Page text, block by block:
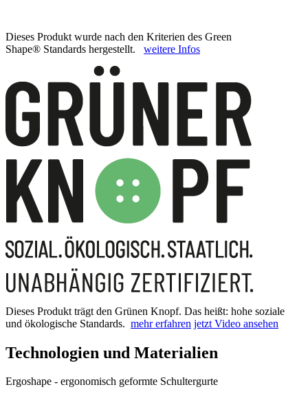
Dieses Produkt wurde nach den Kriterien des Green
Shape® Standards hergestellt. weitere Infos
Dieses Produkt trägt den Grünen Knopf. Das heißt: hohe soziale
und ökologische Standards. mehr erfahren jetzt Video ansehen
Technologien und Materialien
Ergoshape - ergonomisch geformte Schultergurte